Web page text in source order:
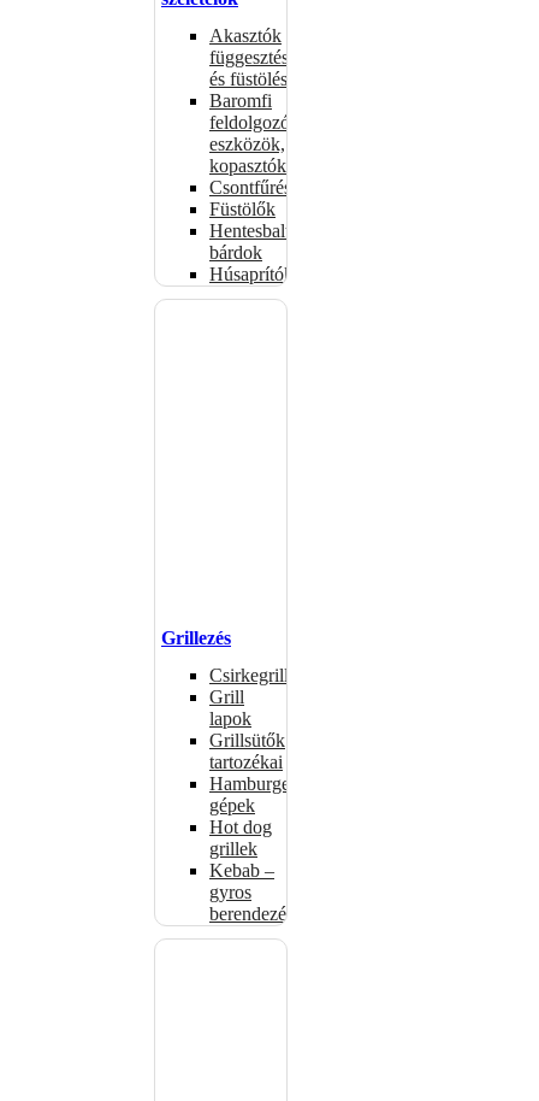
Akasztók
függesztéshez
és füstöléshez
Baromfi
feldolgozó
eszközök,
kopasztók
Csontfűrészek
Füstölők
Hentesbalták,
bárdok
Húsaprítók
Grillezés
Csirkegrillek
Grill
lapok
Grillsütők
tartozékai
Hamburgerformázó
gépek
Hot dog
grillek
Kebab –
gyros
berendezés